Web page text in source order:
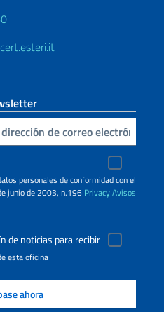
personales de conformidad con el
junio de 2003, n.196 PrivacyAvisos
de noticias para recibir
esta oficina